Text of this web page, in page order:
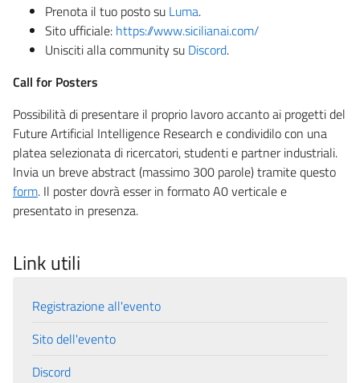
Prenota il tuo posto su Luma.
Sito ufficiale: https://www.sicilianai.com/
Unisciti alla community su Discord.
Call for Posters
Possibilità di presentare il proprio lavoro accanto ai progetti del
Future Artificial Intelligence Research e condividilo con una
platea selezionata di ricercatori, studenti e partner industriali.
Invia un breve abstract (massimo 300 parole) tramite questo
form. Il poster dovrà esser in formato A0 verticale e
presentato in presenza.
Link utili
Registrazione all'evento
Sito dell'evento
Discord